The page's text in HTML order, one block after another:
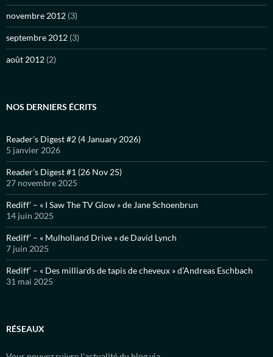
novembre 2012 (3)
septembre 2012 (3)
août 2012 (2)
NOS DERNIERS ÉCRITS
Reader’s Digest #2 (4 January 2026)
5 janvier 2026
Reader’s Digest #1 (26 Nov 25)
27 novembre 2025
Rediff’ – « I Saw The TV Glow » de Jane Schoenbrun
14 juin 2025
Rediff’ – « Mulholland Drive » de David Lynch
7 juin 2025
Rediff’ – « Des milliards de tapis de cheveux » d’Andreas Eschbach
31 mai 2025
RÉSEAUX